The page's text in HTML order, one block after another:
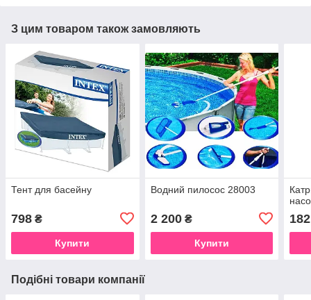
З цим товаром також замовляють
Тент для басейну
798 ₴
Купити
Водний пилосос 28003
2 200₴
Купити
182
Подібні товари компанії